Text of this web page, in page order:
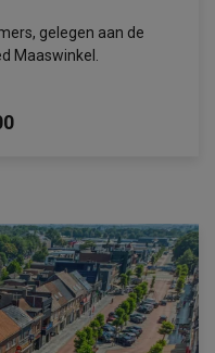
gelegen aan de
Maaswinkel.